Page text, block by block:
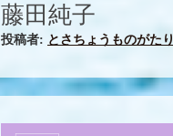
藤田純子
投稿者: とさちょうものがたり